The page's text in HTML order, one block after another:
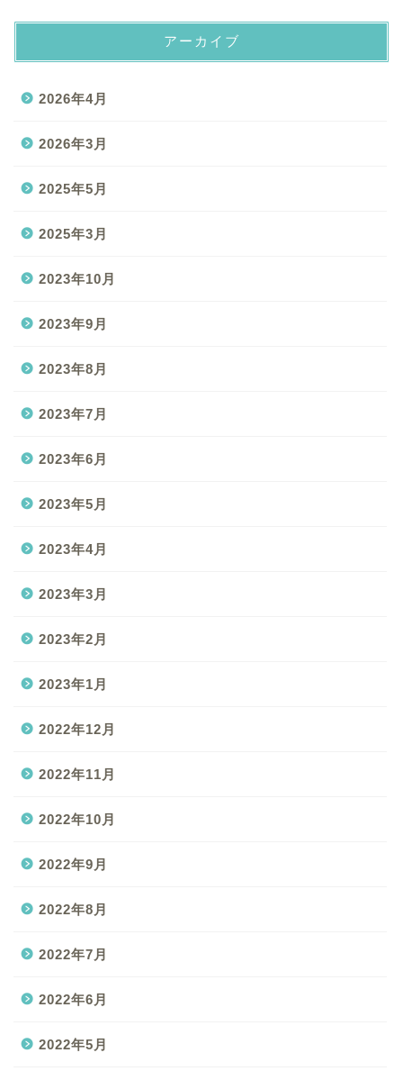
アーカイブ
2026年4月
2026年3月
2025年5月
2025年3月
2023年10月
2023年9月
2023年8月
2023年7月
2023年6月
2023年5月
2023年4月
2023年3月
2023年2月
2023年1月
2022年12月
2022年11月
2022年10月
2022年9月
2022年8月
2022年7月
2022年6月
2022年5月